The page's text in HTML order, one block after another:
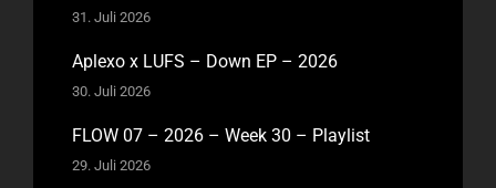
31. Juli 2026
Aplexo x LUFS – Down EP – 2026
30. Juli 2026
FLOW 07 – 2026 – Week 30 – Playlist
29. Juli 2026